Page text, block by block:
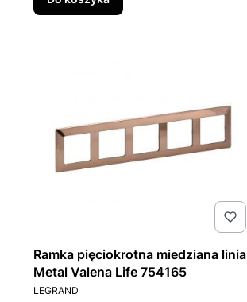
Ramka pięciokrotna miedziana linia
Metal Valena Life 754165
PRODUCENT
LEGRAND